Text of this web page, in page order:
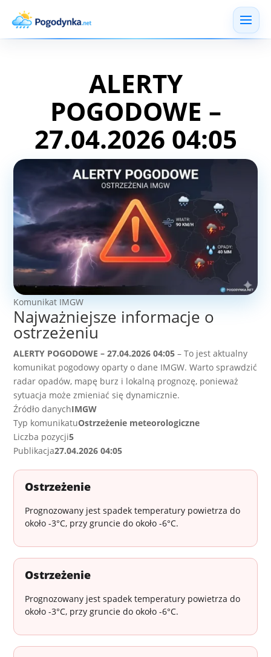
ALERTY
POGODOWE –
27.04.2026 04:05
Komunikat IMGW
Najważniejsze informacje o
ostrzeżeniu
ALERTY POGODOWE – 27.04.2026 04:05 – To jest aktualny
komunikat pogodowy oparty o dane IMGW. Warto sprawdzić
radar opadów, mapę burz i lokalną prognozę, ponieważ
sytuacja może zmieniać się dynamicznie.
Źródło danychIMGW
Typ komunikatuOstrzeżenie meteorologiczne
Liczba pozycji5
Publikacja27.04.2026 04:05
Ostrzeżenie
Prognozowany jest spadek temperatury powietrza do
około -3°C, przy gruncie do około -6°C.
Ostrzeżenie
Prognozowany jest spadek temperatury powietrza do
około -3°C, przy gruncie do około -6°C.